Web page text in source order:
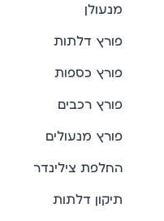
מנעולן
פורץ דלתות
פורץ כספות
פורץ רכבים
פורץ מנעולים
החלפת צילינדר
תיקון דלתות